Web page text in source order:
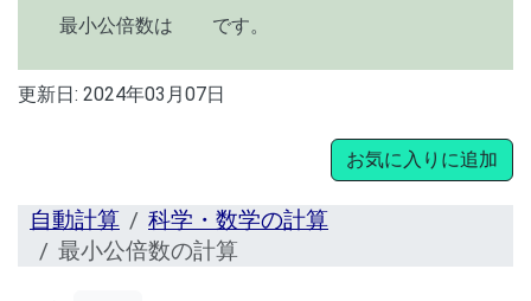
最小公倍数は です。
更新日: 2024年03月07日
お気に入りに追加
自動計算
科学・数学の計算
最小公倍数の計算